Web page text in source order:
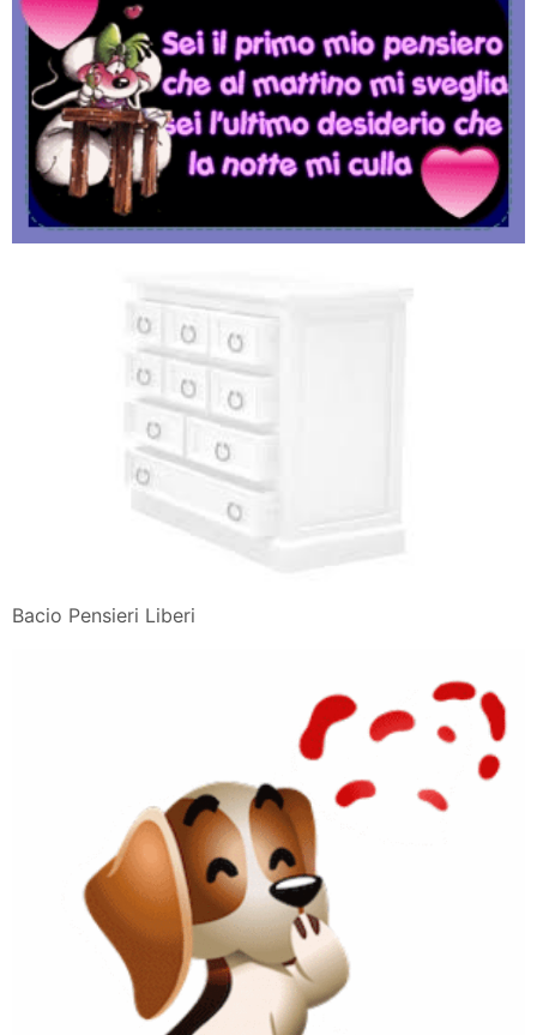
Bacio Pensieri Liberi